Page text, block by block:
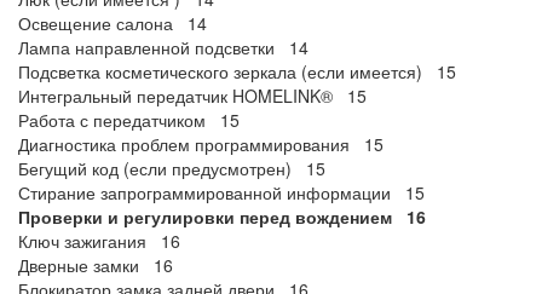
Освещение салона 14
Лампа направленной подсветки 14
Подсветка косметического зеркала (если имеется) 15
Интегральный передатчик HOMELINK® 15
Работа с передатчиком 15
Диагностика проблем программирования 15
Бегущий код (если предусмотрен) 15
Стирание запрограммированной информации 15
Проверки и регулировки перед вождением 16
Ключ зажигания 16
Дверные замки 16
Блокиратор замка задней двери 16